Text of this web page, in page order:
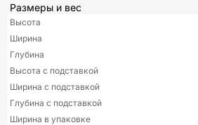
Размеры и вес
Высота
Ширина
Глубина
Высота с подставкой
Ширина с подставкой
Глубина с подставкой
Ширина в упаковке